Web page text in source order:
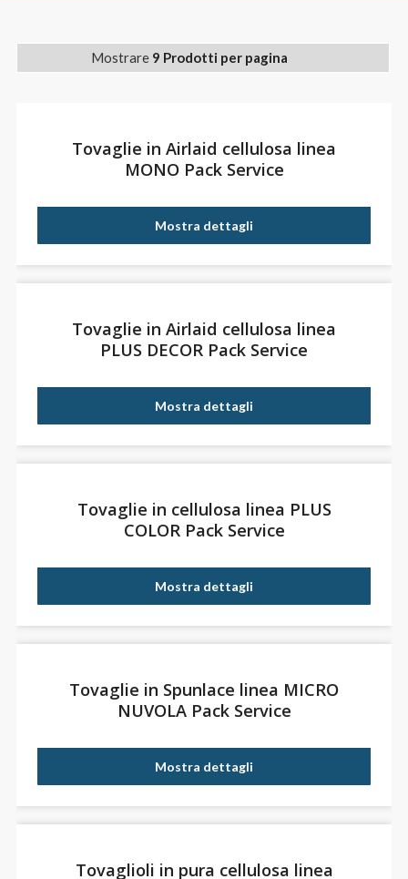
Mostrare 9 Prodotti per pagina
Tovaglie in Airlaid cellulosa linea
MONO Pack Service
Mostra dettagli
Tovaglie in Airlaid cellulosa linea
PLUS DECOR Pack Service
Mostra dettagli
Tovaglie in cellulosa linea PLUS
COLOR Pack Service
Mostra dettagli
Tovaglie in Spunlace linea MICRO
NUVOLA Pack Service
Mostra dettagli
Tovaglioli in pura cellulosa linea